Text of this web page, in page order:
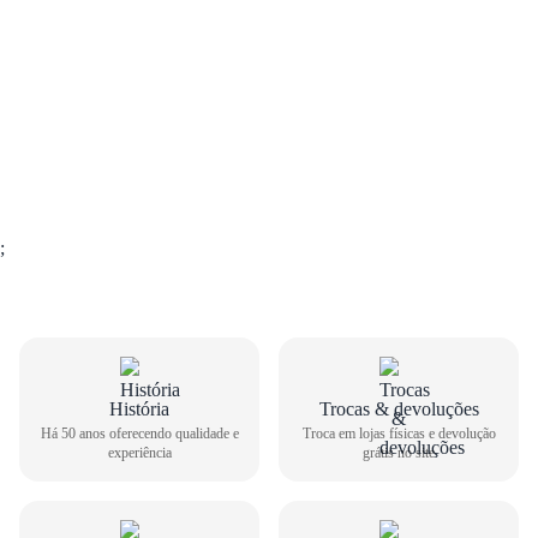
GUIA DE TAMANHOS
Sapatênis Stay Masculino Challenge 11.005
;
História
Há 50 anos oferecendo qualidade e
experiência
Trocas & devoluções
Troca em lojas físicas e devolução
grátis no site